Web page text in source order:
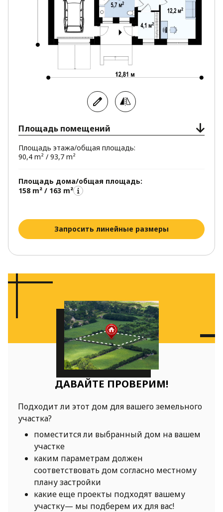
Площадь помещений
Площадь этажа/общая площадь:
90,4 m² / 93,7 m²
Площадь дома/общая площадь:
158 m² / 163 m²
Запросить линейные размеры
ДАВАЙТЕ ПРОВЕРИМ!
Подходит ли этот дом для вашего земельного
участка?
поместится ли выбранный дом на вашем
участке
каким параметрам должен
соответствовать дом согласно местному
плану застройки
какие еще проекты подходят вашему
участку— мы подберем их для вас!